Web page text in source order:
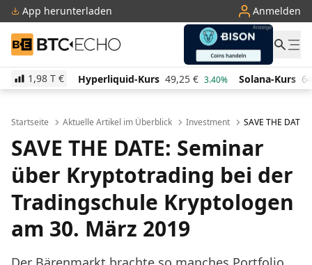
App herunterladen Anmelden
BTC-ECHO
1,98 T €
Hyperliquid-Kurs 49,25 € 3.40% Solana-Kurs 64,17 € 0.50%
Startseite Aktuelle Artikel im Überblick Investment SAVE THE
SAVE THE DATE: Seminar
über Kryptotrading bei der
Tradingschule Kryptologen
am 30. März 2019